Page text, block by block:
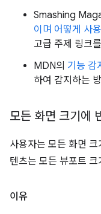
Smashing
이며 어떻게 사
고급 주제 링크
MDN의 기능 감
하여 감지하는
모든 화면 크기에
사용자는 모든 화면
텐츠는 모든 뷰포트
이유